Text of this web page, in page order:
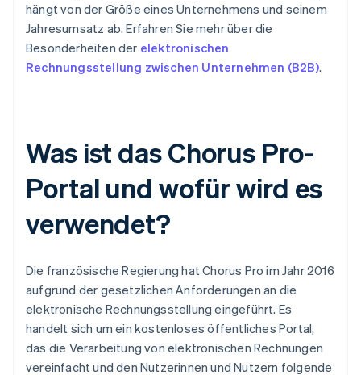
hängt von der Größe eines Unternehmens und seinem
Jahresumsatz ab. Erfahren Sie mehr über die
Besonderheiten der elektronischen
Rechnungsstellung zwischen Unternehmen (B2B).
Was ist das Chorus Pro-
Portal und wofür wird es
verwendet?
Die französische Regierung hat Chorus Pro im Jahr 2016
aufgrund der gesetzlichen Anforderungen an die
elektronische Rechnungsstellung eingeführt. Es
handelt sich um ein kostenloses öffentliches Portal,
das die Verarbeitung von elektronischen Rechnungen
vereinfacht und den Nutzerinnen und Nutzern folgende